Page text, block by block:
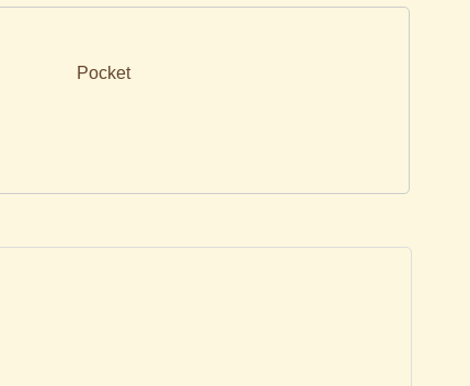
Pocket